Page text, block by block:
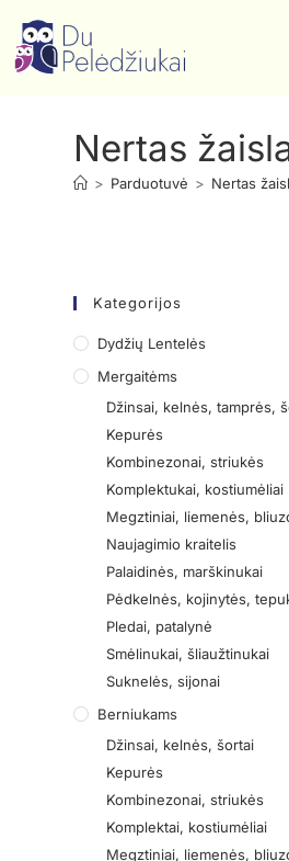
Nertas
> Parduotuvė > Nertas
Kategorijos
Dydžių Lentelės
Mergaitėms
Džinsai, kelnės, tamprės,
Kepurės
Kombinezonai, striukės
Komplektukai, kostiumėliai
Megztiniai, liemenės,
Naujagimio kraitelis
Palaidinės, marškinukai
Pėdkelnės, kojinytės,
Pledai, patalynė
Smėlinukai, šliaužtinukai
Suknelės, sijonai
Berniukams
Džinsai, kelnės, šortai
Kepurės
Kombinezonai, striukės
Komplektai, kostiumėliai
Megztiniai, liemenės,